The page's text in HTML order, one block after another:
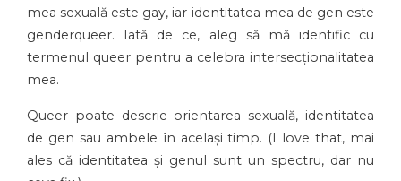
mea sexuală este gay, iar identitatea mea de gen este
genderqueer. Iată de ce, aleg să mă identific cu
termenul queer pentru a celebra intersecționalitatea
mea.
Queer poate descrie orientarea sexuală, identitatea
de gen sau ambele în același timp. (I love that, mai
ales că identitatea și genul sunt un spectru, dar nu